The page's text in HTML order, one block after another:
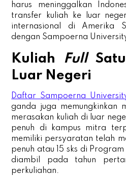
harus meninggalkan
transfer kuliah ke luar
internasional di Amerika
dengan Sampoerna
Kuliah FullSatu
Luar Negeri
Daftar Sampoerna
ganda juga memungkinkan
merasakan kuliah di luar
penuh di kampus mitra
memiliki persyaratan telah
penuh atau 15 sks di
diambil pada tahun
perkuliahan.